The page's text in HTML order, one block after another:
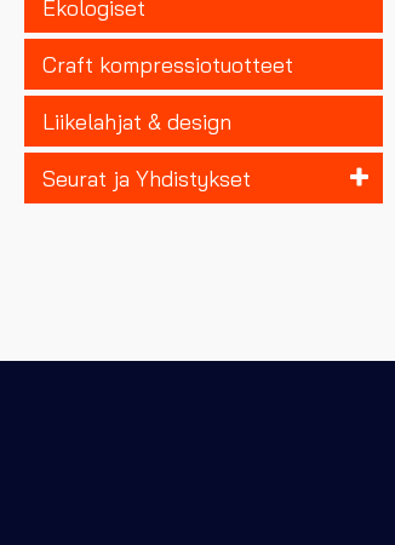
Ekologiset
Craft kompressiotuotteet
Liikelahjat & design
Seurat ja Yhdistykset